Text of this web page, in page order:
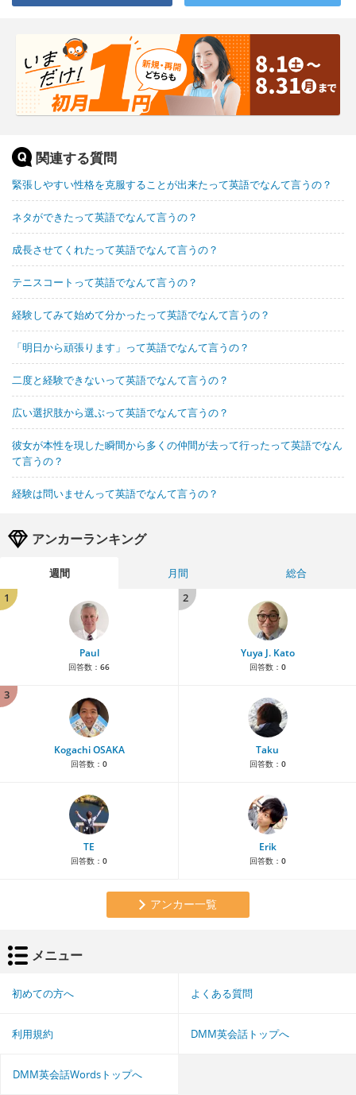
関連する質問
緊張しやすい性格を克服することが出来たって英語でなんて言うの？
ネタができたって英語でなんて言うの？
成長させてくれたって英語でなんて言うの？
テニスコートって英語でなんて言うの？
経験してみて始めて分かったって英語でなんて言うの？
「明日から頑張ります」って英語でなんて言うの？
二度と経験できないって英語でなんて言うの？
広い選択肢から選ぶって英語でなんて言うの？
彼女が本性を現した瞬間から多くの仲間が去って行ったって英語でなん
て言うの？
経験は問いませんって英語でなんて言うの？
アンカーランキング
週間 月間
総合
1
Paul
回答数： 66
2
Yuya J. Kato
回答数： 0
3
Kogachi OSAKA
回答数： 0
Taku
回答数： 0
TE
回答数： 0
Erik
回答数： 0
アンカー一覧
メニュー
初めての方へ よくある質問
利用規約 DMM英会話トップへ
DMM英会話Wordsトップへ